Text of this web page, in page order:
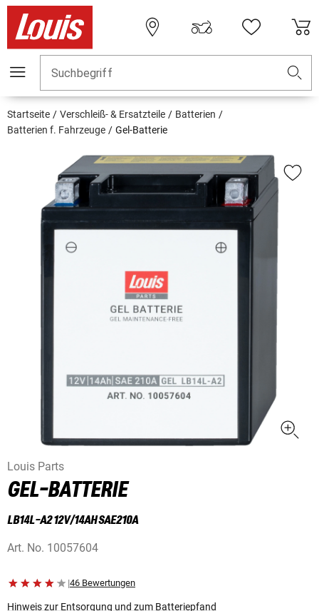
Suchbegriff
Startseite Verschleiß- & Ersatzteile
Batterien
Batterien f. Fahrzeuge
Gel-Batterie
Louis Parts
GEL-BATTERIE
LB14L-A2 12V/14AH SAE210A
Art. No. 10057604
|46 Bewertungen
Hinweis zur Entsorgung und zum Batteriepfand